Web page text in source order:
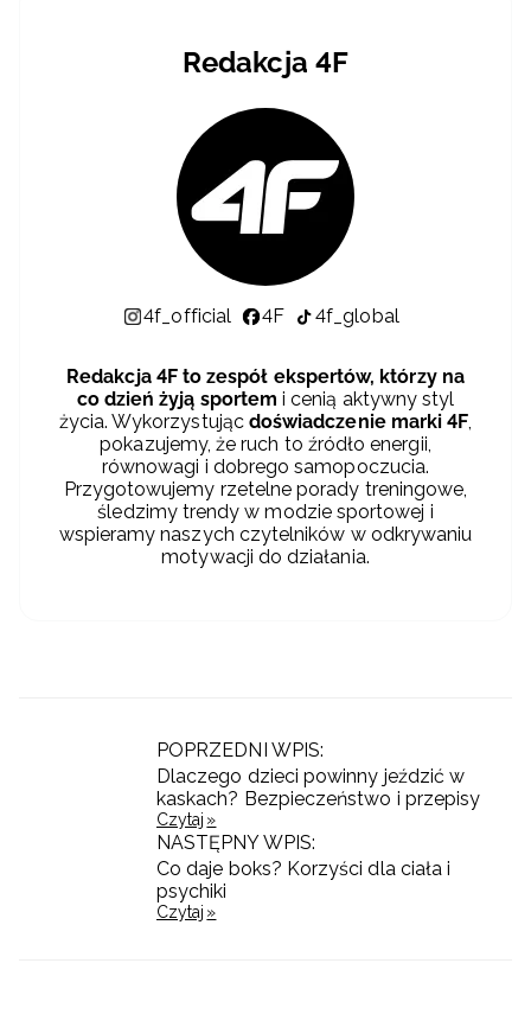
Redakcja 4F
4f_official 4F 4f_global
Redakcja 4F to zespół ekspertów, którzy na
co dzień żyją sportem i cenią aktywny styl
życia. Wykorzystując doświadczenie marki 4F,
pokazujemy, że ruch to źródło energii,
równowagi i dobrego samopoczucia.
Przygotowujemy rzetelne porady treningowe,
śledzimy trendy w modzie sportowej i
wspieramy naszych czytelników w odkrywaniu
motywacji do działania.
POPRZEDNI WPIS:
Dlaczego dzieci powinny jeździć w
kaskach? Bezpieczeństwo i przepisy
Czytaj
NASTĘPNY WPIS:
Co daje boks? Korzyści dla ciała i
psychiki
Czytaj